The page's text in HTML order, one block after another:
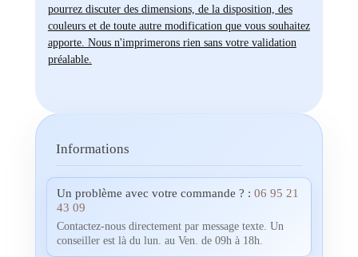
pourrez discuter des dimensions, de la disposition, des
couleurs et de toute autre modification que vous souhaitez
apporte. Nous n'imprimerons rien sans votre validation
préalable.
Informations
Un problème avec votre commande ? : 06 95 21
43 09
Contactez-nous directement par message texte. Un
conseiller est là du lun. au Ven. de 09h à 18h.